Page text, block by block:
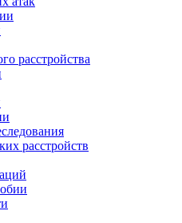
расстройства
расстройств